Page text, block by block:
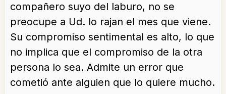
compañero suyo del laburo, no se
preocupe a Ud. lo rajan el mes que viene.
Su compromiso sentimental es alto, lo que
no implica que el compromiso de la otra
persona lo sea. Admite un error que
cometió ante alguien que lo quiere mucho.